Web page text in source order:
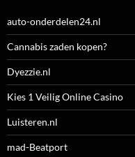
auto-onderdelen24.nl
Cannabis zaden kopen?
Dyezzie.nl
Kies 1 Veilig Online Casino
Luisteren.nl
mad-Beatport